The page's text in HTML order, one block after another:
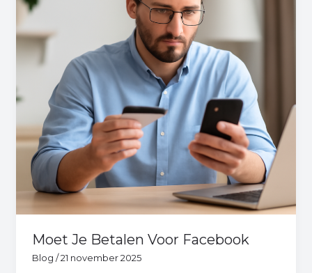
Moet Je Betalen Voor Facebook
Blog /21 november 2025
Facebook